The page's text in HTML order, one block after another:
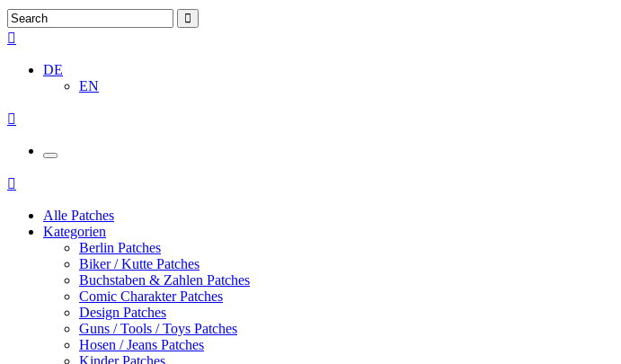
DE
EN
Alle Patches
Kategorien
Berlin Patches
Biker / Kutte Patches
Buchstaben & Zahlen Patches
Comic Charakter Patches
Design Patches
Guns / Tools / Toys Patches
Hosen / Jeans Patches
Kinder Patches